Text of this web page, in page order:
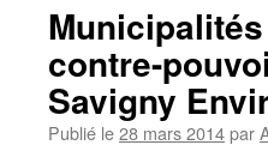
contre-
Savigny
Publié le28 mars 2014par